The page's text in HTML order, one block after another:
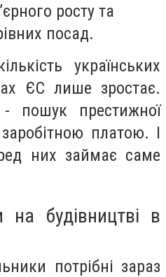
росту та
посад.
українських
ЄС лише зростає.
пошук престижної
платою. І
них займає саме
на будівництві в
потрібні зараз